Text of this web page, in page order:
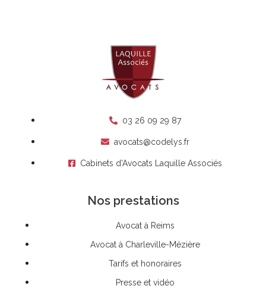
03 26 09 29 87
avocats@codelys.fr
Cabinets d'Avocats Laquille Associés
Nos prestations
Avocat à Reims
Avocat à Charleville-Mézière
Tarifs et honoraires
Presse et vidéo